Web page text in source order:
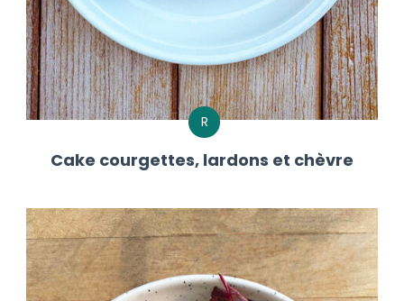
R
Cake courgettes, lardons et chèvre